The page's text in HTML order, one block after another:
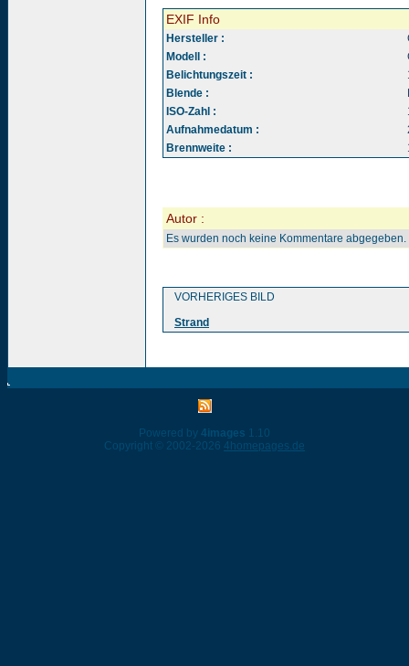
EXIF Info
Hersteller :
Modell :
Belichtungszeit :
Blende :
ISO-Zahl :
Aufnahmedatum :
Brennweite :
Autor :
Es wurden noch keine Kommentare abgegeben.
VORHERIGES BILD
Strand
Powered by 4images 1.10
Copyright © 2002-2026 4homepages.de